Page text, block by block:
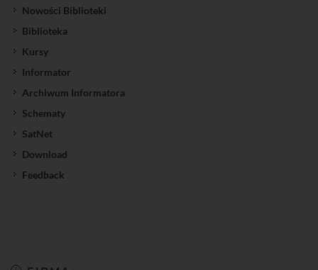
Nowości Biblioteki
Biblioteka
Kursy
Informator
Archiwum Informatora
Schematy
SatNet
Download
Feedback